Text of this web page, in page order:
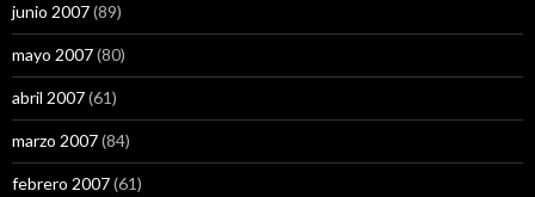
junio 2007(89)
mayo 2007(80)
abril 2007(61)
marzo 2007(84)
febrero 2007(61)